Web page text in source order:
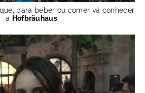
para beber ou comer vá conhecer
a Hofbräuhaus